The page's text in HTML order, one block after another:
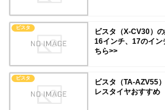
ビスタ
ビスタ（X-CV30）
16インチ、17のイン
ちら>>
ビスタ
ビスタ（TA-AZV55
レスタイヤおすすめ